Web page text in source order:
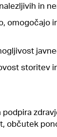
in
omogočajo
storitev
občutek